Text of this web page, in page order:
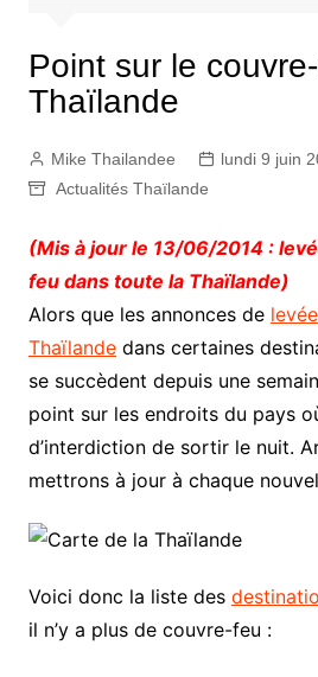
Point sur le
Thaïlande
Mike Thailandee
lundi 9 juin
Actualités Thaïlande
(Mis à jour le 13/06/2014 :
feu dans toute la Thaïlande)
Alors que les annonces de
Thaïlandedans certaines
se succèdent depuis une
point sur les endroits du pays
d’interdiction de sortir le nuit.
mettrons à jour à chaque
Voici donc la liste des
il n’y a plus de couvre-feu :